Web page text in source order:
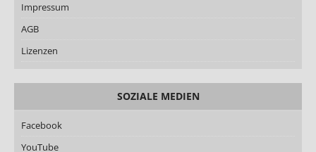
Impressum
AGB
Lizenzen
SOZIALE MEDIEN
Facebook
YouTube